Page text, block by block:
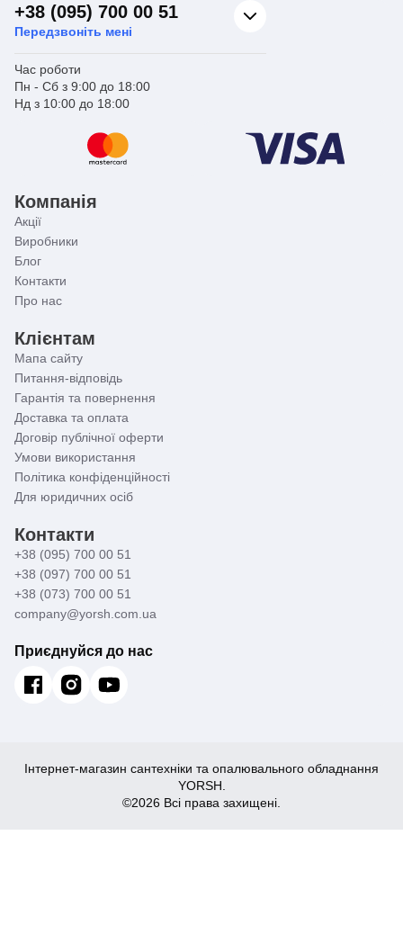
+38 (095) 700 00 51
Передзвоніть мені
Час роботи
Пн - Сб з 9:00 до 18:00
Нд з 10:00 до 18:00
Компанія
Акції
Виробники
Блог
Контакти
Про нас
Клієнтам
Мапа сайту
Питання-відповідь
Гарантія та повернення
Доставка та оплата
Договір публічної оферти
Умови використання
Політика конфіденційності
Для юридичних осіб
Контакти
+38 (095) 700 00 51
+38 (097) 700 00 51
+38 (073) 700 00 51
company@yorsh.com.ua
Приєднуйся до нас
Інтернет-магазин сантехніки та опалювального обладнання
YORSH.
©2026 Всі права захищені.